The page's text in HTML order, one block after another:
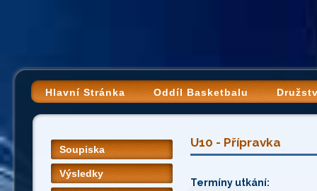
Hlavní Stránka Oddíl Basketbalu
Soupiska
Výsledky
U10 - Přípravka
Termíny utkání: